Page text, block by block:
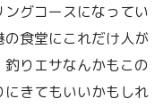
グコースになってい
食堂にこれだけ人が
りエサなんかもこの
きてもいいかもしれ